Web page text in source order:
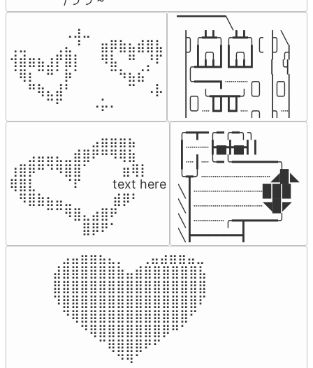
⠀⠀⠀⠀⠀⠀⢀⣰⣀⠀⠀⠀⠀⠀⠀⠀⠀
⢀⣀⠀⠀⠀⢀⣄⠘⠀⠀⣶⡿⣷⣦⣾⣿⣧
⢺⣾⣶⣦⣰⡟⣿⡇⠀⠀⠻⣧⠀⠛⠀⡘⠏
⠈⢿⡆⠉⠛⠁⡷⠁⠀⠀⠀⠉⠳⣦⣮⠁⠀
⠀⠀⠛⢷⣄⣼⠃⠀⠀⠀⠀⠀⠀⠉⠀⠠⡧
⠀⠀⠀⠀⠉⠋⠀⠀⠀⠠⡥⠄⠀⠀⠀⠀⠀
▔▔▔▔▔╲
▕╮╭┻┻╮╭┻┻╮╭▕╮╲
▕╯┃╭╮┃┃╭╮┃╰▕╯╭▏
▕╭┻┻┻┛┗┻┻┛  ▕  ╰▏
▕╰━━━┓┈┈┈╭╮▕╭╮▏
▕╭╮╰┳┳┳┳╯╰╯▕╰╯▏
▕╰╯┈┗┛┗┛┈╭╮▕╮┈▏
⠀⠀⠀⠀⠀⠀⠀⠀⠀⣠⣶⣶⣶⣦⠀⠀
⠀⠀⣠⣤⣤⣄⣀⣾⣿⠟⠛⠻⢿⣷⠀
⢰⣿⡿⠛⠙⠻⣿⣿⠁⠀⠀ ⠀⣶⢿⡇
⢿⣿⣇⠀⠀⠀⠈⠏⠀⠀⠀ text here
⠀⠻⣿⣷⣦⣤⣀⠀⠀⠀ ⠀⣾⡿⠃⠀
⠀⠀⠀⠀⠉⠉⠻⣿⣄⣴⣿⠟⠀⠀⠀
⠀⠀⠀⠀⠀⠀⠀⠀⣿⡿⠟⠁⠀⠀⠀
╭━┳━╭━╭━╮╮
┃┈┈┈┣▅╋▅┫┃
┃┈┃┈╰━╰━━━━━━╮
╰┳╯┈┈┈┈┈┈┈┈┈◢▉◣
╲┃┈┈┈┈┈┈┈┈┈▉▉▉
╲┃┈┈┈┈┈┈┈┈┈◥▉◤
╲┃┈┈┈┈╭━┳━━━━╯
╲┣━━━━━━┫﻿
⠀⣠⣤⣶⣶⣦⣄⡀  ⠀⢀⣤⣴⣶⣶⣤⣀⠀
⣼⣿⣿⣿⣿⣿⣿⣷⣤⣾⣿⣿⣿⣿⣿⣿⣧
⣿⣿⣿⣿⣿⣿⣿⣿⣿⣿⣿⣿⣿⣿⣿⣿⣿
⠹⣿⣿⣿⣿⣿⣿⣿⣿⣿⣿⣿⣿⣿⣿⣿⠏
⠀⠙⢿⣿⣿⣿⣿⣿⣿⣿⣿⣿⣿⣿⣿⠋⠀
⠀⠀⠀⠙⢿⣿⣿⣿⣿⣿⣿⣿⡿⠛⠁⠀⠀
⠀⠀⠀⠀⠀⠉⢿⣿⣿⣿⠟⠋⠀⠀⠀⠀⠀
⠀⠀⠀⠀⠀⠀⠀⠙⠻⠁⠀⠀⠀⠀⠀⠀⠀⠀⠀⠀⠀⠀⠀